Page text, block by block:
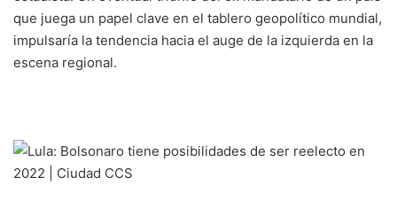
que juega un papel clave en el tablero geopolítico mundial,
impulsaría la tendencia hacia el auge de la izquierda en la
escena regional.